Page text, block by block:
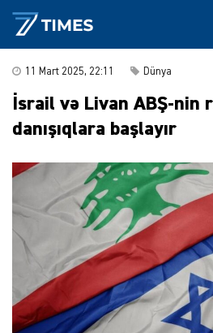
11 Mart 2025, 22:11 Dünya
İsrail və Livan ABŞ-nin
danışıqlara başlayır